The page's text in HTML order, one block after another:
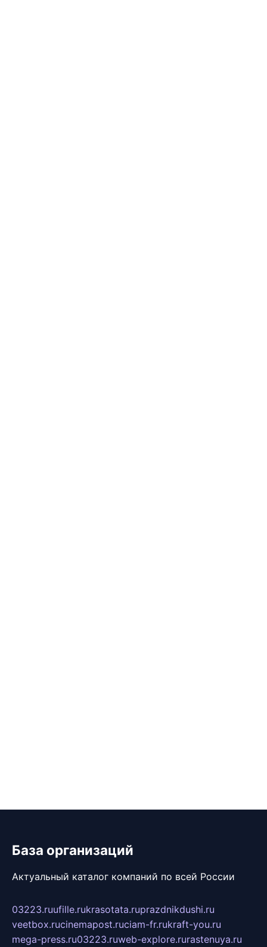
База организаций
Актуальный каталог компаний по всей России
03223.ruufille.rukrasotata.ruprazdnikdushi.ru
veetbox.rucinemapost.ruciam-fr.rukraft-you.ru
mega-press.ru03223.ruweb-explore.rurastenuya.ru